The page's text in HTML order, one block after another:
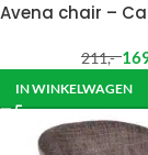
Avena chair –
211,-
IN WINKELWAGEN